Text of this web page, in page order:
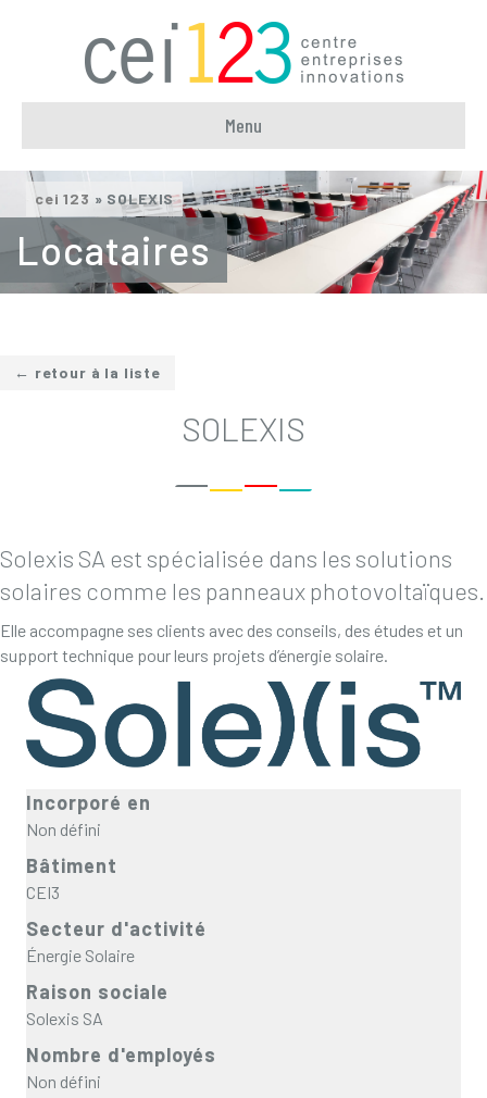
Menu
cei 123 » SOLEXIS
Locataires
← retour à la liste
SOLEXIS
Solexis SA est spécialisée dans les solutions
solaires comme les panneaux photovoltaïques.
Elle accompagne ses clients avec des conseils, des études et un
support technique pour leurs projets d’énergie solaire.
Incorporé en
Non défini
Bâtiment
CEI3
Secteur d'activité
Énergie Solaire
Raison sociale
Solexis SA
Nombre d'employés
Non défini